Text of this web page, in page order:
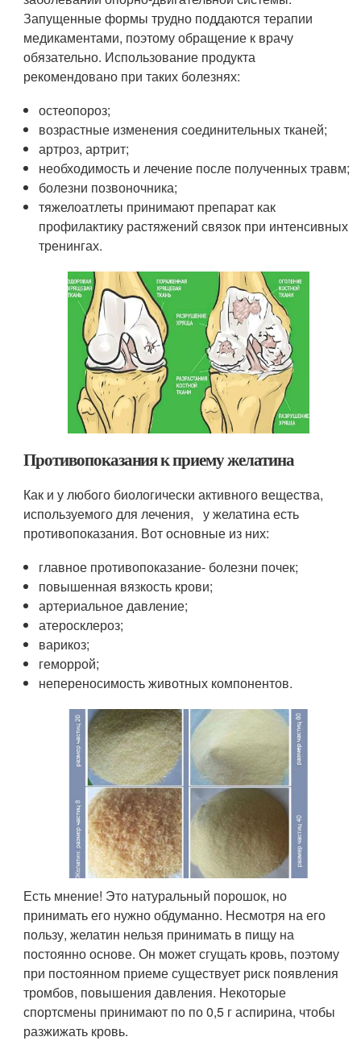
Запущенные формы трудно поддаются терапии
медикаментами, поэтому обращение к врачу
обязательно. Использование продукта
рекомендовано при таких болезнях:
остеопороз;
возрастные изменения соединительных тканей;
артроз, артрит;
необходимость и лечение после полученных травм;
болезни позвоночника;
тяжелоатлеты принимают препарат как
профилактику растяжений связок при интенсивных
тренингах.
Противопоказания к приему желатина
Как и у любого биологически активного вещества,
используемого для лечения, у желатина есть
противопоказания. Вот основные из них:
главное противопоказание- болезни почек;
повышенная вязкость крови;
артериальное давление;
атеросклероз;
варикоз;
геморрой;
непереносимость животных компонентов.
Есть мнение! Это натуральный порошок, но
принимать его нужно обдуманно. Несмотря на его
пользу, желатин нельзя принимать в пищу на
постоянно основе. Он может сгущать кровь, поэтому
при постоянном приеме существует риск появления
тромбов, повышения давления. Некоторые
спортсмены принимают по по 0,5 г аспирина, чтобы
разжижать кровь.